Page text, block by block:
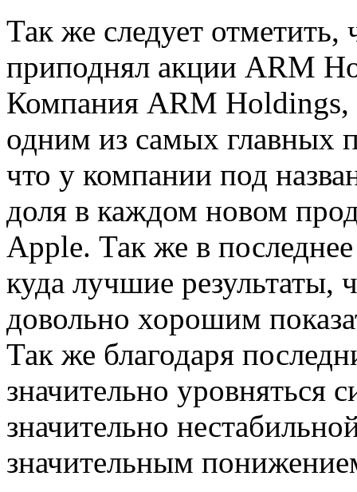
Так же следует
приподнял акции ARM
Компания ARM Holdings,
одним из самых главных
что у компании под
доля в каждом новом
Apple. Так же в
куда лучшие результаты,
довольно хорошим
Так же благодаря
значительно уровняться
значительно
значительным